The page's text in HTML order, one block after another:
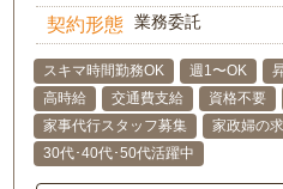
契約形態 業務委託
スキマ時間勤務OK 週1〜OK
高時給
交通費支給 資格不要
家事代行スタッフ募集
家政婦の
30代･40代･50代活躍中